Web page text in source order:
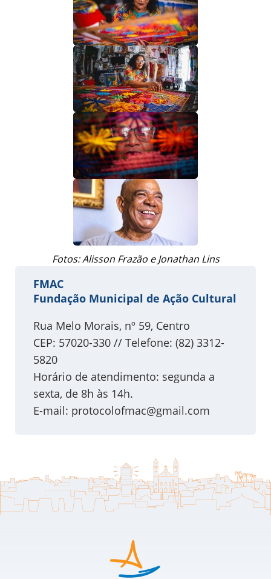
Fotos: Alisson Frazão e Jonathan Lins
FMAC
Fundação Municipal de Ação Cultural
Rua Melo Morais, nº 59, Centro
CEP: 57020-330 // Telefone: (82) 3312-
5820
Horário de atendimento: segunda a
sexta, de 8h às 14h.
E-mail: protocolofmac@gmail.com